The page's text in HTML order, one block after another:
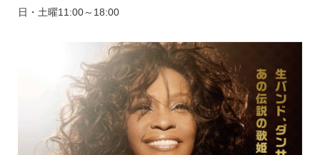
日・土曜11:00～18:00